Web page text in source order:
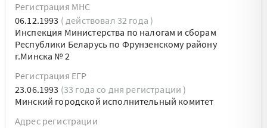
Регистрация МНС
06.12.1993 ( действовал 32 года )
Инспекция Министерства по налогам и сборам
Республики Беларусь по Фрунзенскому району
г.Минска № 2
Регистрация ЕГР
23.06.1993 (33 года со дня регистрации )
Минский городской исполнительный комитет
Адрес регистрации